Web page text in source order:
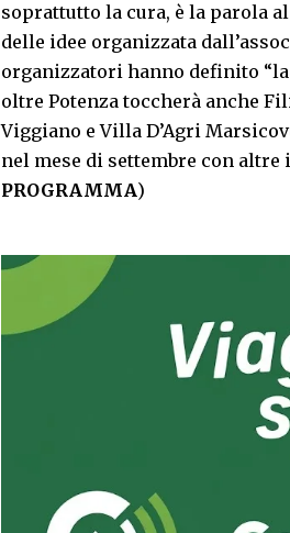
soprattutto la cura, è la parola
delle idee organizzata
organizzatori hanno definito
oltre Potenza toccherà anche
Viggiano e Villa D’Agri
nel mese di settembre con
PROGRAMMA)